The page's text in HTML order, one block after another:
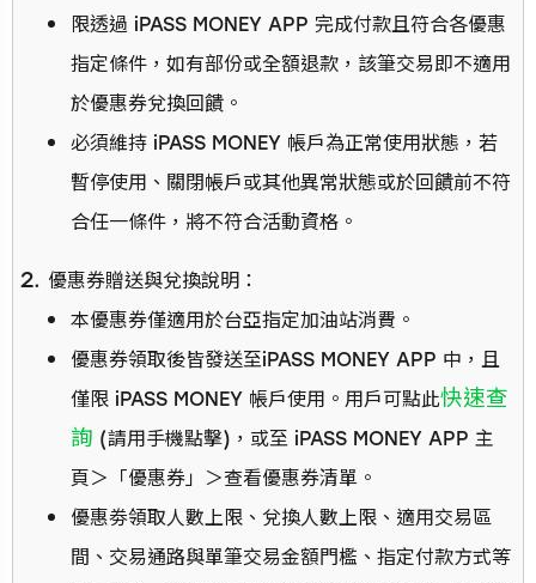
限透過 iPASS MONEY APP 完成付款且符合各優惠
指定條件，如有部份或全額退款，該筆交易即不適用
於優惠券兌換回饋。
必須維持 iPASS MONEY 帳戶為正常使用狀態，若
暫停使用、關閉帳戶或其他異常狀態或於回饋前不符
合任一條件，將不符合活動資格。
優惠券贈送與兌換說明：
本優惠券僅適用於台亞指定加油站消費。
優惠券領取後皆發送至iPASS MONEY APP 中，且
僅限 iPASS MONEY 帳戶使用。用戶可點此快速查
詢 (請用手機點擊)，或至 iPASS MONEY APP 主
頁＞「優惠券」＞查看優惠券清單。
優惠劵領取人數上限、兌換人數上限、適用交易區
間、交易通路與單筆交易金額門檻、指定付款方式等